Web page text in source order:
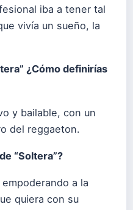
iba a tener tal
vivía un sueño, la
¿Cómo definirías
y bailable, con un
del reggaeton.
“Soltera”?
a la
quiera con su